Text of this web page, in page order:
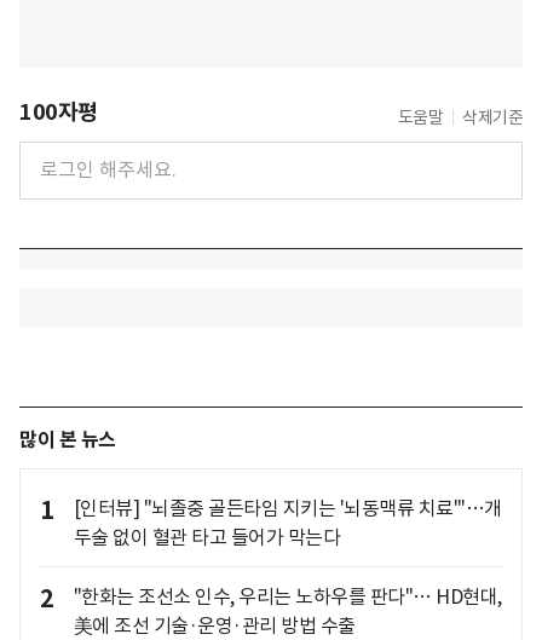
100자평 도움말 삭제기준
많이 본 뉴스
1
[인터뷰] "뇌졸중 골든타임 지키는 '뇌동맥류 치료'"…개
두술 없이 혈관 타고 들어가 막는다
2
"한화는 조선소 인수, 우리는 노하우를 판다"… HD현대,
美에 조선 기술·운영·관리 방법 수출